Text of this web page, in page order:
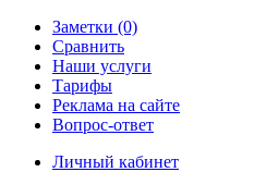
Заметки (0)
Сравнить
Наши услуги
Тарифы
Реклама на сайте
Вопрос-ответ
Личный кабинет